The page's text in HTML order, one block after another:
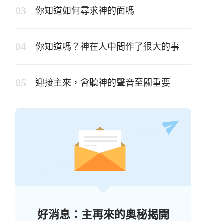
你知道如何尋求神的面嗎
你知道嗎？神在人中間作了很大的事
迎接主來，會聽神的聲音至關重要
好消息：主再來的奥秘揭開